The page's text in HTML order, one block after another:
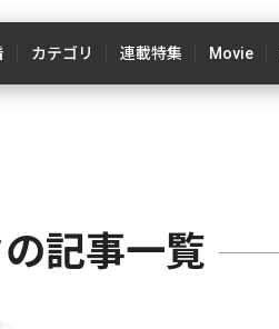
カテゴリ 連載特集 Movie
記事一覧